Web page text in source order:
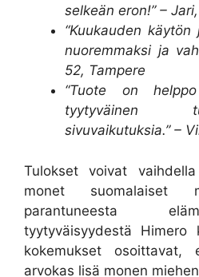
selkeän eron!” –
“Kuukauden
nuoremmaksi ja
52, Tampere
“Tuote on
tyytyväinen
sivuvaikutuksia.” –
Tulokset voivat
monet suomalaiset
parantuneesta
tyytyväisyydestä Himero
kokemukset
arvokas lisä monen